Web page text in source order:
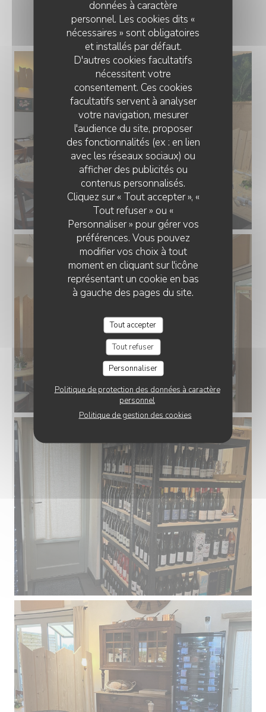
données à caractère
personnel. Les cookies dits «
nécessaires » sont obligatoires
et installés par défaut.
D'autres cookies facultatifs
nécessitent votre
consentement. Ces cookies
facultatifs servent à analyser
votre navigation, mesurer
l'audience du site, proposer
des fonctionnalités (ex : en lien
avec les réseaux sociaux) ou
afficher des publicités ou
contenus personnalisés.
Cliquez sur « Tout accepter », «
Tout refuser » ou «
Personnaliser » pour gérer vos
préférences. Vous pouvez
modifier vos choix à tout
moment en cliquant sur l'icône
représentant un cookie en bas
à gauche des pages du site.
Tout accepter
Tout refuser
Personnaliser
Politique de protection des données à caractère
personnel
Politique de gestion des cookies
LE RESTAURANT